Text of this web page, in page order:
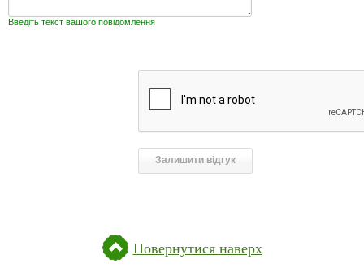
Введіть текст вашого повідомлення
Повернутися наверх